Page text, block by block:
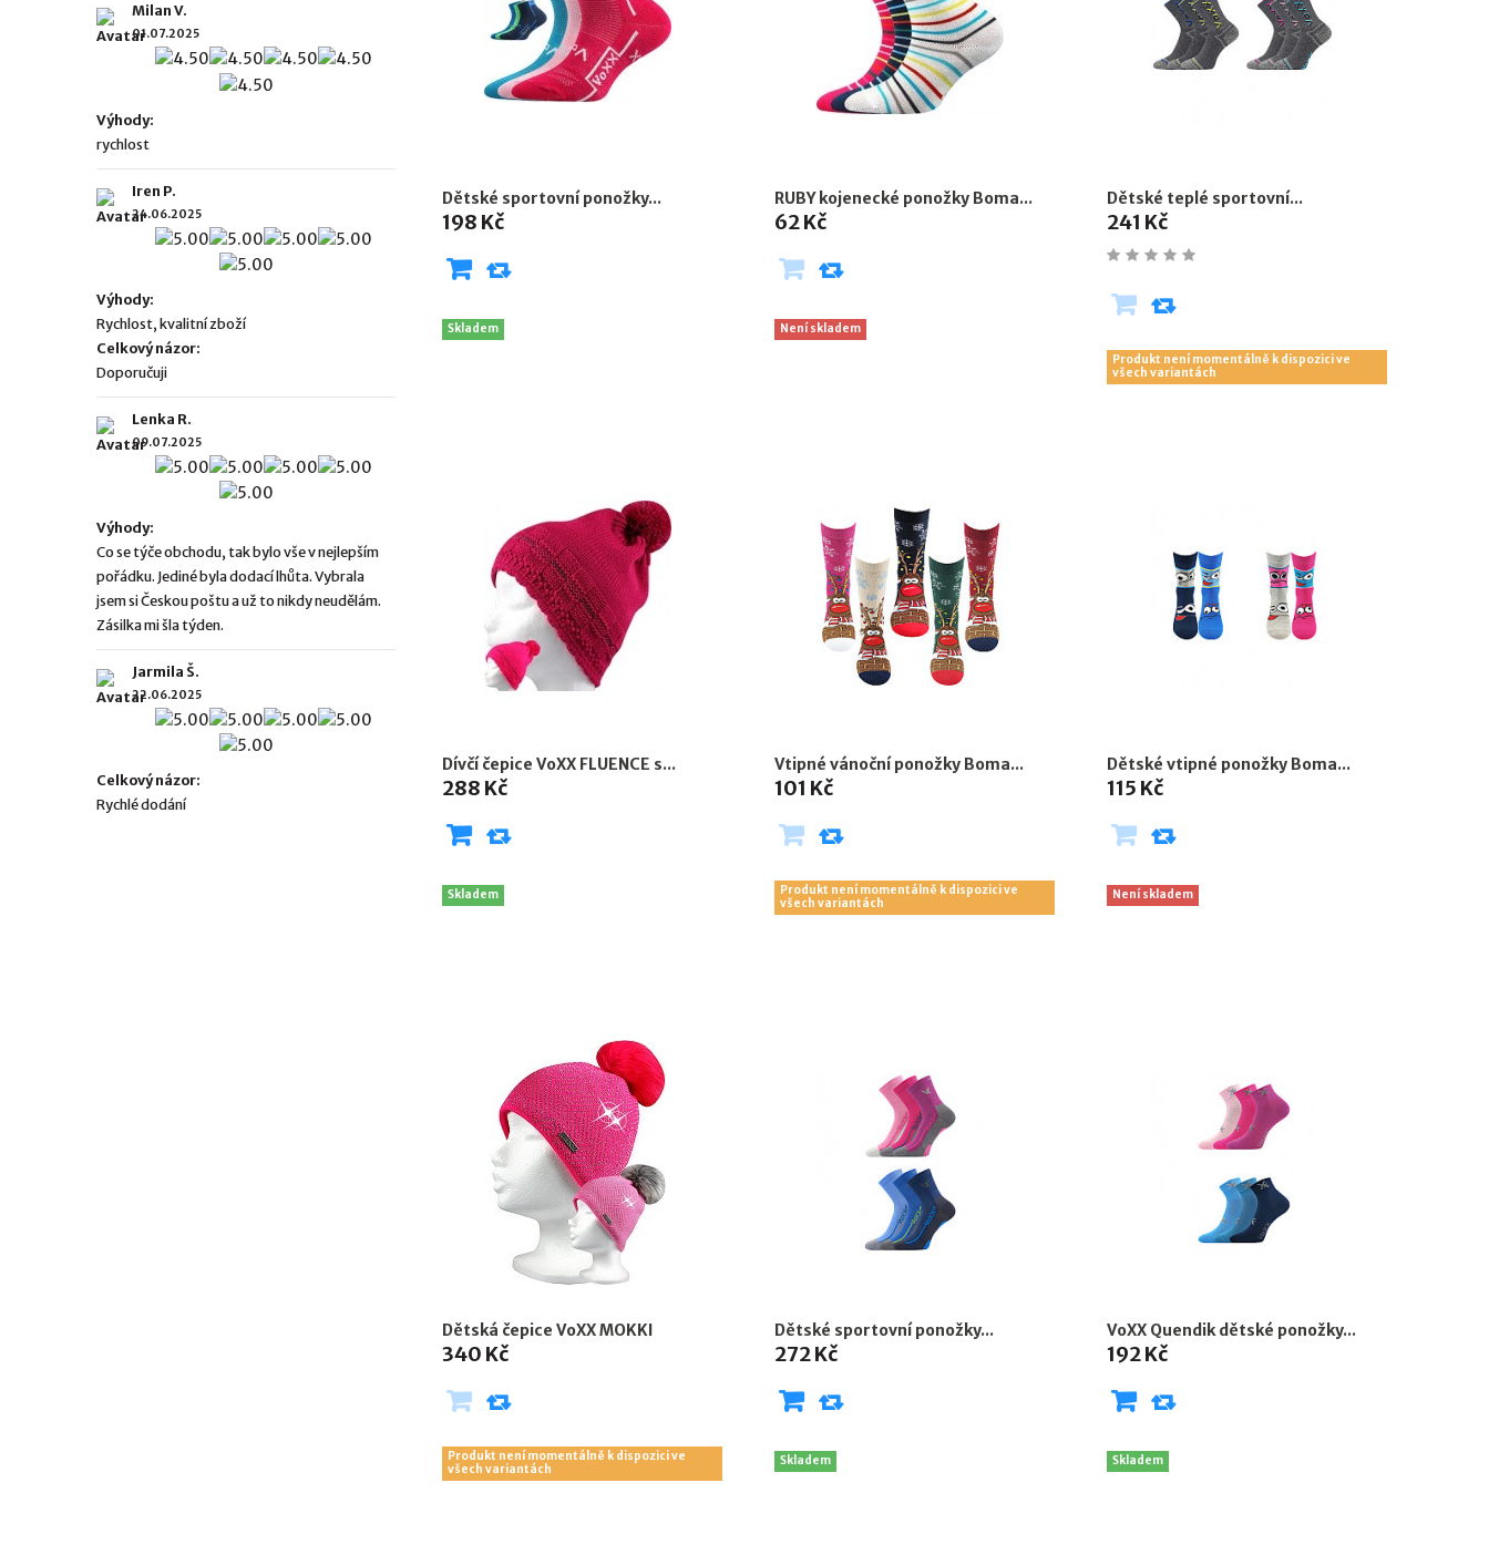
Dětské sportovní ponožky...
198 Kč
Skladem
RUBY kojenecké ponožky Boma...
62 Kč
Není skladem
Dětské teplé sportovní...
241 Kč
Produkt není momentálně k dispozici ve
všech variantách
Dívčí čepice VoXX FLUENCE s...
288 Kč
Skladem
Vtipné vánoční ponožky Boma...
101 Kč
Produkt není momentálně k dispozici ve
všech variantách
Dětské vtipné ponožky Boma...
115 Kč
Není skladem
Dětská čepice VoXX MOKKI
340 Kč
Produkt není momentálně k dispozici ve
všech variantách
Dětské sportovní ponožky...
272 Kč
Skladem
VoXX Quendik dětské ponožky...
192 Kč
Skladem
Milan V.
01.07.2025
Výhody:
rychlost
Iren P.
24.06.2025
Výhody:
Rychlost, kvalitní zboží
Celkový názor:
Doporučuji
Lenka R.
09.07.2025
Výhody:
Co se týče obchodu, tak bylo vše v nejlepším
pořádku. Jediné byla dodací lhůta. Vybrala
jsem si Českou poštu a už to nikdy neudělám.
Zásilka mi šla týden.
Jarmila Š.
22.06.2025
Celkový názor:
Rychlé dodání